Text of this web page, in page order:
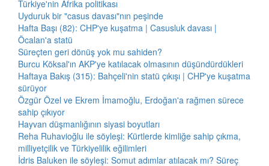
Türkiye'nin Afrika politikası
Uyduruk bir "casus davası"nın peşinde
Hafta Başı (82): CHP'ye kuşatma | Casusluk davası |
Öcalan'a statü
Süreçten geri dönüş yok mu sahiden?
Burcu Köksal'ın AKP'ye katılacak olmasının düşündürdükleri
Haftaya Bakış (315): Bahçeli'nin statü çıkışı | CHP'ye kuşatma
sürüyor
Özgür Özel ve Ekrem İmamoğlu, Erdoğan'a rağmen sürece
sahip çıkıyor
Hayvan düşmanlığının siyasi boyutları
Reha Ruhavioğlu ile söyleşi: Kürtlerde kimliğe sahip çıkma,
milliyetçilik ve Türkiyelilik eğilimleri
İdris Baluken ile söyleşi: Somut adımlar atılacak mı? Süreç